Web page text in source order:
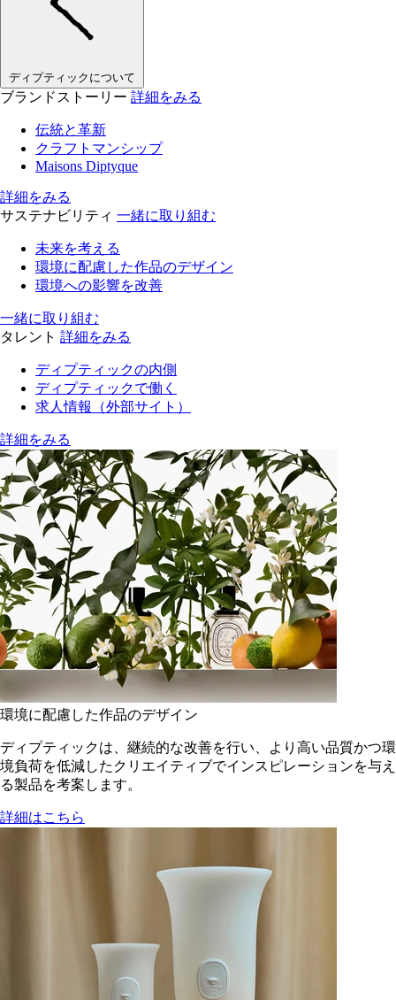
ディプティックについて
ブランドストーリー 詳細をみる
伝統と革新
クラフトマンシップ
Maisons Diptyque
詳細をみる
サステナビリティ 一緒に取り組む
未来を考える
環境に配慮した作品のデザイン
環境への影響を改善
一緒に取り組む
タレント 詳細をみる
ディプティックの内側
ディプティックで働く
求人情報（外部サイト）
詳細をみる
環境に配慮した作品のデザイン
ディプティックは、継続的な改善を行い、より高い品質かつ環
境負荷を低減した​クリエイティブでインスピレーションを与え
る製品を考案します。
詳細はこちら